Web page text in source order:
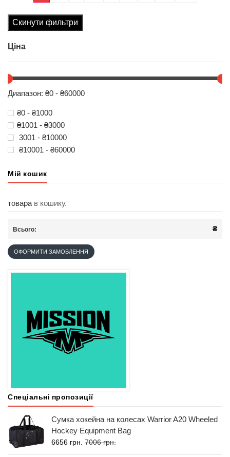
Скинути фильтри
Ціна
Диапазон: ₴0 - ₴60000
₴0 - ₴1000
₴1001 - ₴3000
3001 - ₴10000
₴10001 - ₴60000
Мій кошик
товара в кошику.
Всього: ₴
ОФОРМИТИ ЗАМОВЛЕННЯ
Спеціальні пропозиції
Сумка хокейна на колесах Warrior A20 Wheeled
Hockey Equipment Bag
6656 грн. 7006 грн.